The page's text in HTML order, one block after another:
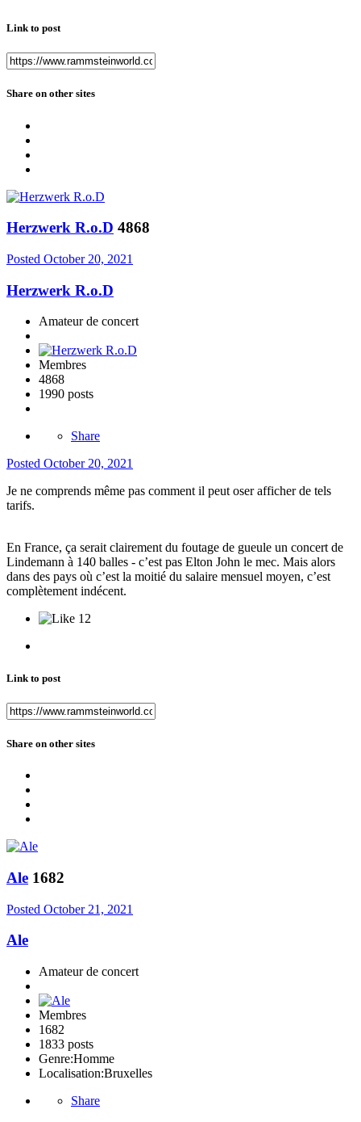
Link to post
Share on other sites
Herzwerk R.o.D 4868
Posted October 20, 2021
Herzwerk R.o.D
Amateur de concert
Membres
4868
1990 posts
Share
Posted October 20, 2021
Je ne comprends même pas comment il peut oser afficher de tels
tarifs.
En France, ça serait clairement du foutage de gueule un concert de
Lindemann à 140 balles - c’est pas Elton John le mec. Mais alors
dans des pays où c’est la moitié du salaire mensuel moyen, c’est
complètement indécent.
12
Link to post
Share on other sites
Ale 1682
Posted October 21, 2021
Ale
Amateur de concert
Membres
1682
1833 posts
Genre:Homme
Localisation:Bruxelles
Share